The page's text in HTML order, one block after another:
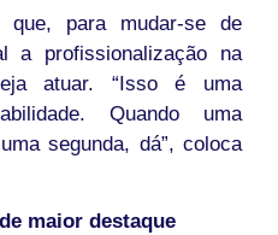
que, para mudar-se de
a profissionalização na
atuar. “Isso é uma
Quando uma
segunda, dá”, coloca
maior destaque